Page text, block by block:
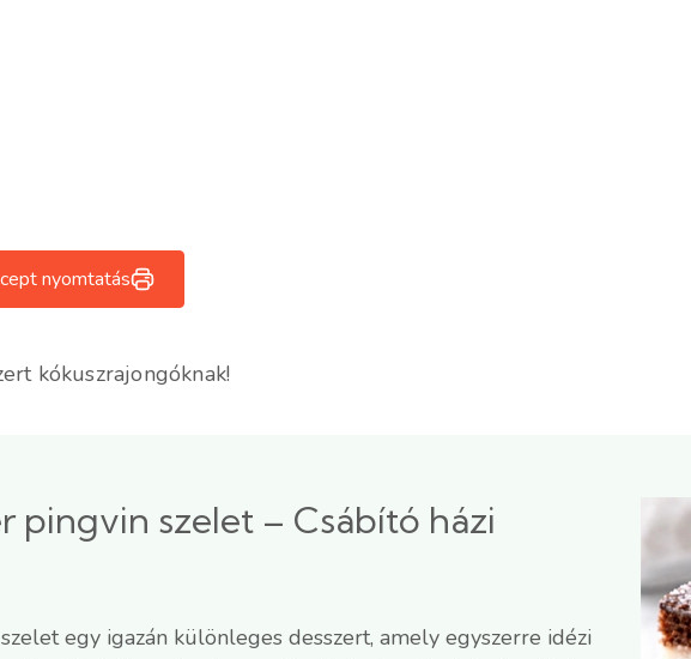
nyomtatás
kókuszrajongóknak!
pingvin szelet – Csábító házi
egy igazán különleges desszert, amely egyszerre idézi